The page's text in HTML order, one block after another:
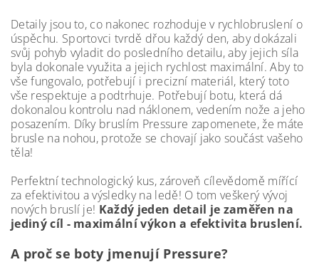
Detaily jsou to, co nakonec rozhoduje v rychlobruslení o
úspěchu. Sportovci tvrdě dřou každý den, aby dokázali
svůj pohyb vyladit do posledního detailu, aby jejich síla
byla dokonale využita a jejich rychlost maximální. Aby to
vše fungovalo, potřebují i precizní materiál, který toto
vše respektuje a podtrhuje. Potřebují botu, která dá
dokonalou kontrolu nad náklonem, vedením nože a jeho
posazením. Díky bruslím Pressure zapomenete, že máte
brusle na nohou, protože se chovají jako součást vašeho
těla!
Perfektní technologický kus, zároveň cílevědomě mířící
za efektivitou a výsledky na ledě! O tom veškerý vývoj
nových bruslí je! Každý jeden detail je zaměřen na
jediný cíl - maximální výkon a efektivita bruslení.
A proč se boty jmenují Pressure?